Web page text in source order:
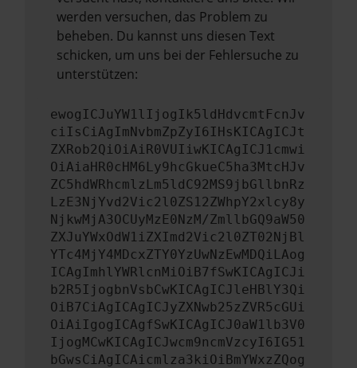
werden versuchen, das Problem zu
beheben. Du kannst uns diesen Text
schicken, um uns bei der Fehlersuche zu
unterstützen:
ewogICJuYW1lIjogIk5ldHdvcmtFcnJv
ciIsCiAgImNvbmZpZyI6IHsKICAgICJt
ZXRob2QiOiAiR0VUIiwKICAgICJ1cmwi
OiAiaHR0cHM6Ly9hcGkueC5ha3MtcHJv
ZC5hdWRhcmlzLm5ldC92MS9jbGllbnRz
LzE3NjYvd2Vic2l0ZS12ZWhpY2xlcy8y
NjkwMjA3OCUyMzE0NzM/ZmllbGQ9aW50
ZXJuYWxOdW1iZXImd2Vic2l0ZT02NjBl
YTc4MjY4MDcxZTY0YzUwNzEwMDQiLAog
ICAgImhlYWRlcnMiOiB7fSwKICAgICJi
b2R5IjogbnVsbCwKICAgICJleHBlY3Qi
OiB7CiAgICAgICJyZXNwb25zZVR5cGUi
OiAiIgogICAgfSwKICAgICJ0aW1lb3V0
IjogMCwKICAgICJwcm9ncmVzcyI6IG51
bGwsCiAgICAicmlza3kiOiBmYWxzZQog